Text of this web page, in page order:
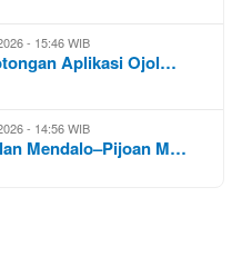
- 15:46 WIB
Aplikasi Ojol…
- 14:56 WIB
Mendalo–Pijoan M…